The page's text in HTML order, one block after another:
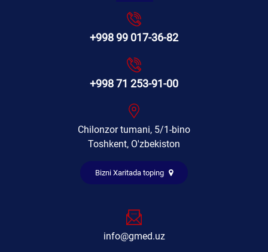
+998 99 017-36-82
+998 71 253-91-00
Chilonzor tumani, 5/1-bino
Toshkent, O'zbekiston
Bizni Xaritada toping
info@gmed.uz